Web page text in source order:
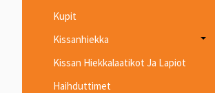
Kupit
Kissanhiekka
Kissan Hiekkalaatikot Ja Lapiot
Haihduttimet